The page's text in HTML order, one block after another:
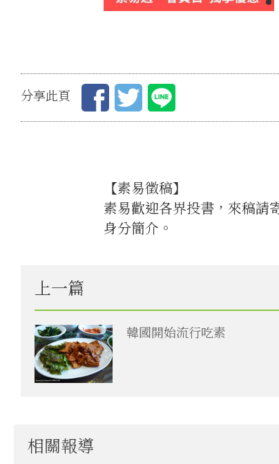
分享此頁
【素易徵稿】
素易歡迎各界投書，來稿
身分簡介。
上一篇
韓國開始流行吃素
相關報導